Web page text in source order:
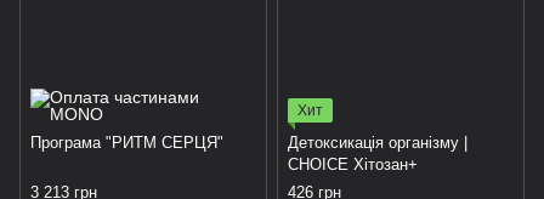
Програма "РИТМ СЕРЦЯ"
3 213 грн
Хит
Детоксикація організму |
CHOICE Хітозан+
426 грн